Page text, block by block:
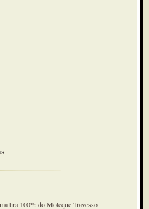
tira 100% do Moleque Travesso